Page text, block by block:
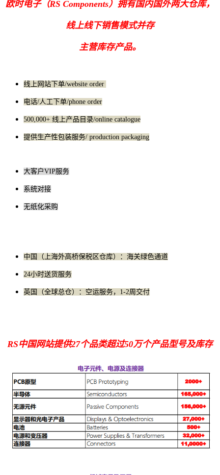
欧时电子（RS Components）拥有国内国外两大仓库，
线上线下销售模式并存
主营库存产品。
线上网站下单/website order
电话/人工下单/phone order
500,000+ 线上产品目录/online catalogue
提供生产性包装服务/ production packaging
大客户VIP服务
系统对接
无纸化采购
中国（上海外高桥保税区仓库）：海关绿色通道
24小时送货服务
英国（全球总仓）：空运服务，1-2周交付
RS中国网站提供27个品类超过50万个产品型号及库存